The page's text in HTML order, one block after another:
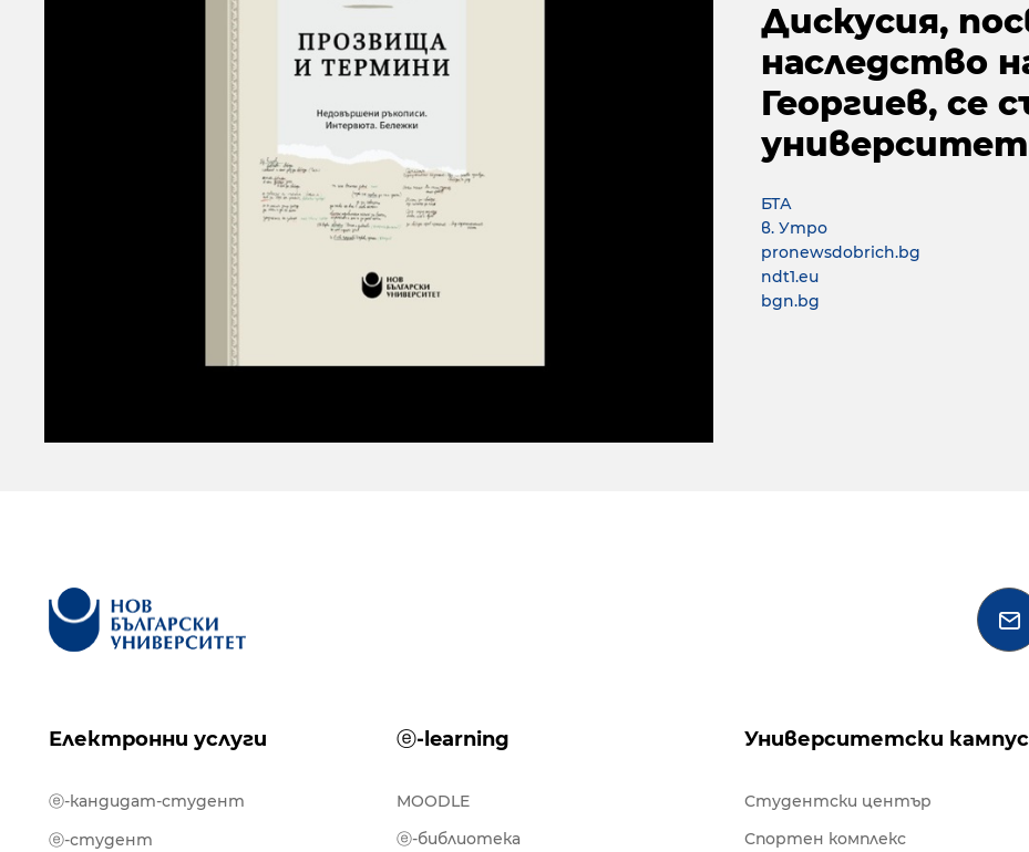
Дискусия,
наследство
Георгиев, се
университет
БТА
в. Утро
pronewsdobrich.bg
ndt1.eu
bgn.bg

Електронни услуги ⓔ-learning Университетски кампус
ⓔ-кандидат-студент
ⓔ-студент
MOODLE
ⓔ-библиотека
Студентски център
Спортен комплекс